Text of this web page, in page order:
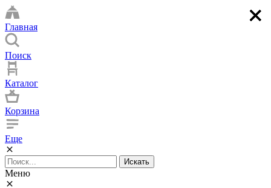
Главная
Поиск
Каталог
Корзина
Еще
Искать
Меню
×
×
×
×